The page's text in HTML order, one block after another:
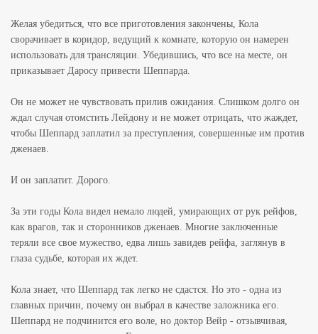
Желая убедиться, что все приготовления закончены, Кола
сворачивает в коридор, ведущий к комнате, которую он намерен
использовать для трансляции. Убедившись, что все на месте, он
приказывает Даросу привести Шеппарда.
Он не может не чувствовать прилив ожидания. Слишком долго он
ждал случая отомстить Лейдону и не может отрицать, что жаждет,
чтобы Шеппард заплатил за преступления, совершенные им против
дженаев.
И он заплатит. Дорого.
За эти годы Кола видел немало людей, умирающих от рук рейфов,
как врагов, так и сторонников дженаев. Многие заключенные
теряли все свое мужество, едва лишь завидев рейфа, заглянув в
глаза судьбе, которая их ждет.
Кола знает, что Шеппард так легко не сдастся. Но это - одна из
главных причин, почему он выбрал в качестве заложника его.
Шеппард не подчинится его воле, но доктор Вейр - отзывчивая,